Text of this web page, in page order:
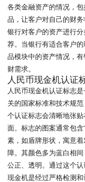
各类金融资产的情况，
品，让客户对自己的财
银行对客户的资产进行
荐。当银行有适合客户
品模块中的资产情况，
财需求。
人民币现金机认证
人民币现金机认证标志
关的国家标准和技术规
个认证标志会清晰地张
面。标志的图案通常包
素，如盾牌形状，寓意
障。其颜色多为蓝白相
公正、透明。通过这个
现金机是经过严格检测